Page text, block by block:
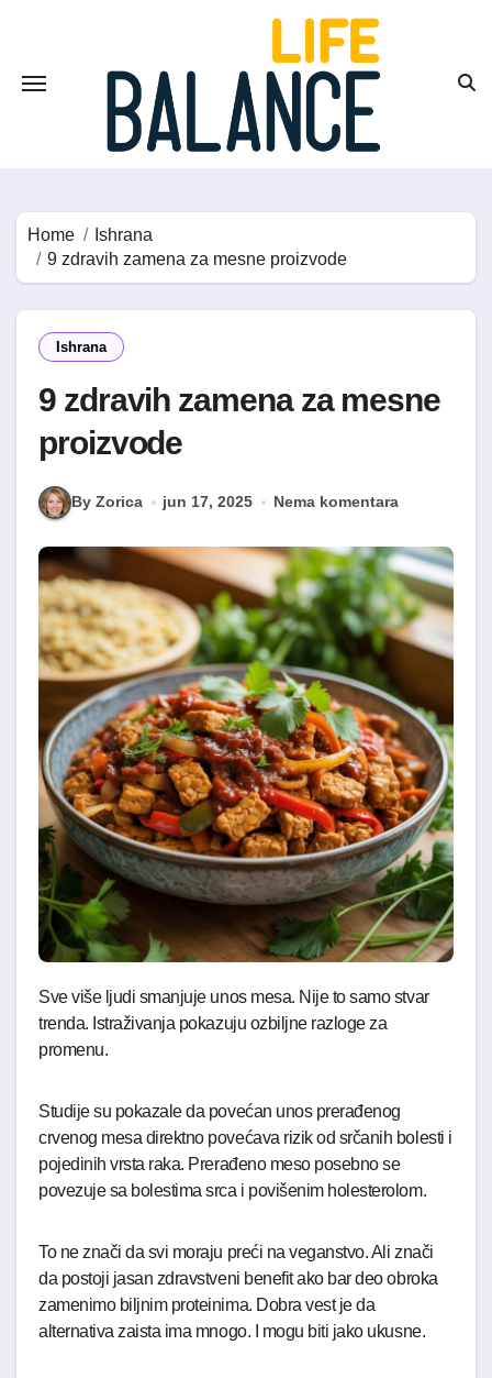
Home
Ishrana
9 zdravih zamena za mesne proizvode
Ishrana
9 zdravih zamena za mesne
proizvode
By Zorica jun 17, 2025 Nema komentara
Sve više ljudi smanjuje unos mesa. Nije to samo stvar
trenda. Istraživanja pokazuju ozbiljne razloge za
promenu.
Studije su pokazale da povećan unos prerađenog
crvenog mesa direktno povećava rizik od srčanih bolesti i
pojedinih vrsta raka. Prerađeno meso posebno se
povezuje sa bolestima srca i povišenim holesterolom.
To ne znači da svi moraju preći na veganstvo. Ali znači
da postoji jasan zdravstveni benefit ako bar deo obroka
zamenimo biljnim proteinima. Dobra vest je da
alternativa zaista ima mnogo. I mogu biti jako ukusne.